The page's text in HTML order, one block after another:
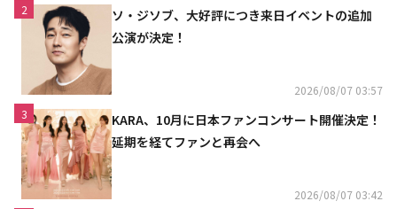
2
ソ・ジソブ、大好評につき来日イベントの追加
公演が決定！
2026/08/07 03:57
3
KARA、10月に日本ファンコンサート開催決定！
延期を経てファンと再会へ
2026/08/07 03:42